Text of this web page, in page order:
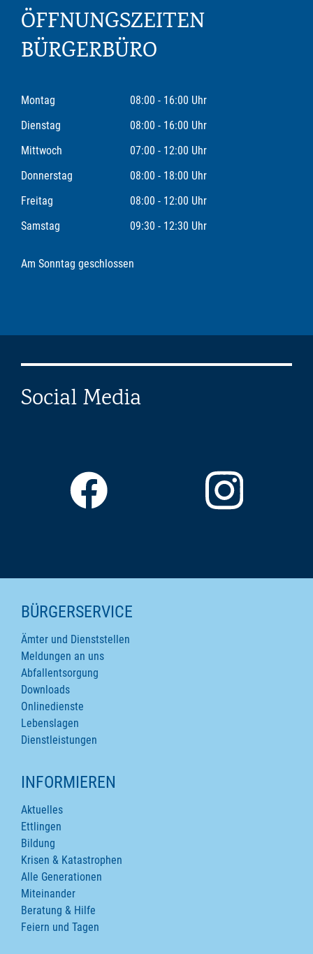
ÖFFNUNGSZEITEN
BÜRGERBÜRO
Montag
08:00 - 16:00 Uhr
Dienstag
08:00 - 16:00 Uhr
Mittwoch
07:00 - 12:00 Uhr
Donnerstag
08:00 - 18:00 Uhr
Freitag
08:00 - 12:00 Uhr
Samstag
09:30 - 12:30 Uhr
Am Sonntag geschlossen
Social Media
SEITENINHALTE
BÜRGERSERVICE
Ämter und Dienststellen
Meldungen an uns
Abfallentsorgung
Downloads
Onlinedienste
Lebenslagen
Dienstleistungen
INFORMIEREN
Aktuelles
Ettlingen
Bildung
Krisen & Katastrophen
Alle Generationen
Miteinander
Beratung & Hilfe
Feiern und Tagen